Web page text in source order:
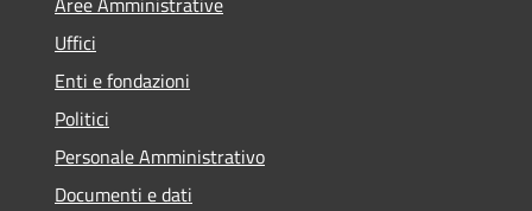
Uffici
Enti e fondazioni
Politici
Personale Amministrativo
Documenti e dati